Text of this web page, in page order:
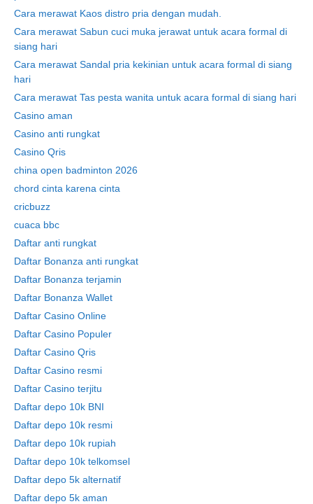
Cara merawat Kaos distro pria dengan mudah.
Cara merawat Sabun cuci muka jerawat untuk acara formal di
siang hari
Cara merawat Sandal pria kekinian untuk acara formal di siang
hari
Cara merawat Tas pesta wanita untuk acara formal di siang hari
Casino aman
Casino anti rungkat
Casino Qris
china open badminton 2026
chord cinta karena cinta
cricbuzz
cuaca bbc
Daftar anti rungkat
Daftar Bonanza anti rungkat
Daftar Bonanza terjamin
Daftar Bonanza Wallet
Daftar Casino Online
Daftar Casino Populer
Daftar Casino Qris
Daftar Casino resmi
Daftar Casino terjitu
Daftar depo 10k BNI
Daftar depo 10k resmi
Daftar depo 10k rupiah
Daftar depo 10k telkomsel
Daftar depo 5k alternatif
Daftar depo 5k aman